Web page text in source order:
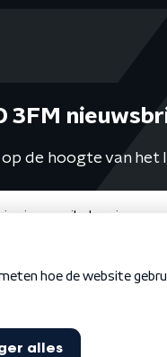
3FM
de hoogte van het